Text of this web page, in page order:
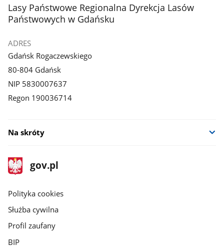
stopka
Lasy Państwowe Regionalna Dyrekcja Lasów
Państwowych w Gdańsku
ADRES
Gdańsk Rogaczewskiego
80-804 Gdańsk
NIP 5830007637
Regon 190036714
Na skróty
stopka
gov.pl
Strona
gov.pl
gov.pl
Polityka cookies
Służba cywilna
Profil zaufany
BIP